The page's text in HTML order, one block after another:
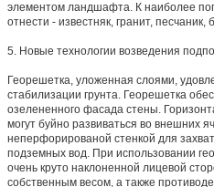
элементом ландшафта. К наиболее
отнести - известняк, гранит,
5. Новые технологии возведения
Георешетка, уложенная слоями,
стабилизации грунта. Георешетка
озелененного фасада стены.
могут буйно развиваться во внешних
неперфорированой стенкой для
подземных вод. При использовании
очень круто наклоненной лицевой
собственным весом, а также